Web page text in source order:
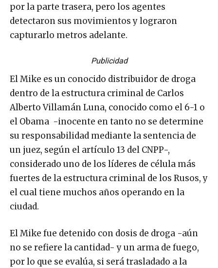
por la parte trasera, pero los agentes
detectaron sus movimientos y lograron
capturarlo metros adelante.
Publicidad
El Mike es un conocido distribuidor de droga
dentro de la estructura criminal de Carlos
Alberto Villamán Luna, conocido como el 6-1 o
el Obama -inocente en tanto no se determine
su responsabilidad mediante la sentencia de
un juez, según el artículo 13 del CNPP-,
considerado uno de los líderes de célula más
fuertes de la estructura criminal de los Rusos, y
el cual tiene muchos años operando en la
ciudad.
El Mike fue detenido con dosis de droga -aún
no se refiere la cantidad- y un arma de fuego,
por lo que se evalúa, si será trasladado a la